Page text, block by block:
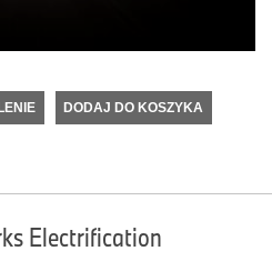
DODAJ DO KOSZYKA
Electrification